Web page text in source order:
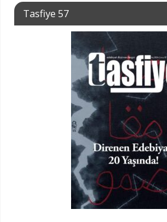
Tasfiye 57